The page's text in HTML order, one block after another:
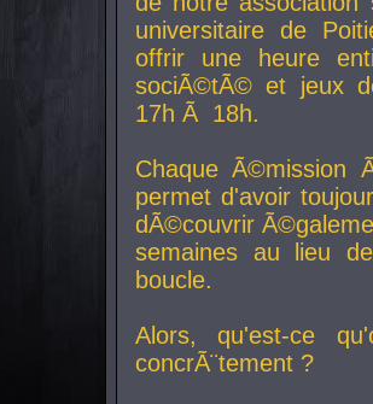
universitaire de
offrir une heure
sociÃ©tÃ© et jeux
17h Ã 18h.
Chaque Ã©mission
permet d'avoir
dÃ©couvrir
semaines au lieu
boucle.
Alors, qu'est-ce
concrÃ¨tement ?